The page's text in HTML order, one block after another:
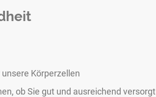
Körperzellen
ob Sie gut und ausreichend